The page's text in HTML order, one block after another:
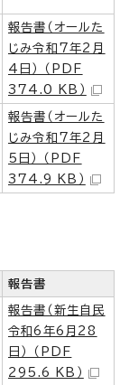
報告書（オールた
じみ令和7年2月
4日） （PDF
374.0 KB）
報告書（オールた
じみ令和7年2月
5日） （PDF
374.9 KB）
報告書
報告書（新生自民
令和6年6月28
日） （PDF
295.6 KB）